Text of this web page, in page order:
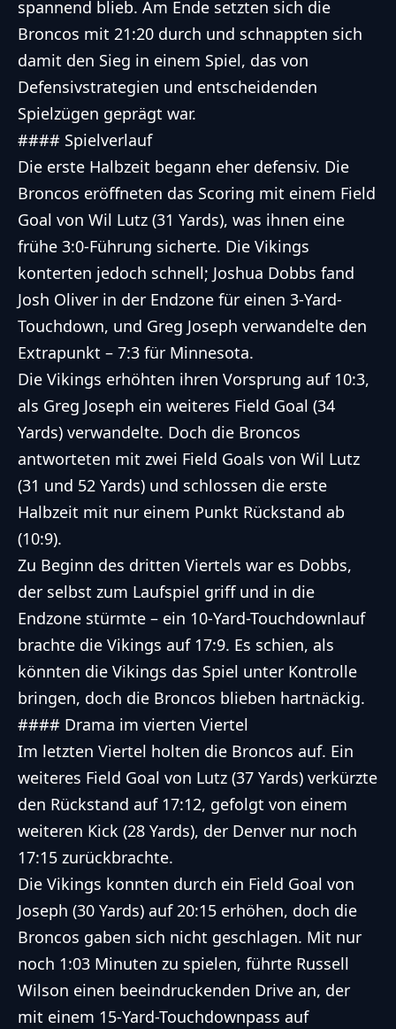
spannend blieb. Am Ende setzten sich die
Broncos mit 21:20 durch und schnappten sich
damit den Sieg in einem Spiel, das von
Defensivstrategien und entscheidenden
Spielzügen geprägt war.
#### Spielverlauf
Die erste Halbzeit begann eher defensiv. Die
Broncos eröffneten das Scoring mit einem Field
Goal von Wil Lutz (31 Yards), was ihnen eine
frühe 3:0-Führung sicherte. Die Vikings
konterten jedoch schnell; Joshua Dobbs fand
Josh Oliver in der Endzone für einen 3-Yard-
Touchdown, und Greg Joseph verwandelte den
Extrapunkt – 7:3 für Minnesota.
Die Vikings erhöhten ihren Vorsprung auf 10:3,
als Greg Joseph ein weiteres Field Goal (34
Yards) verwandelte. Doch die Broncos
antworteten mit zwei Field Goals von Wil Lutz
(31 und 52 Yards) und schlossen die erste
Halbzeit mit nur einem Punkt Rückstand ab
(10:9).
Zu Beginn des dritten Viertels war es Dobbs,
der selbst zum Laufspiel griff und in die
Endzone stürmte – ein 10-Yard-Touchdownlauf
brachte die Vikings auf 17:9. Es schien, als
könnten die Vikings das Spiel unter Kontrolle
bringen, doch die Broncos blieben hartnäckig.
#### Drama im vierten Viertel
Im letzten Viertel holten die Broncos auf. Ein
weiteres Field Goal von Lutz (37 Yards) verkürzte
den Rückstand auf 17:12, gefolgt von einem
weiteren Kick (28 Yards), der Denver nur noch
17:15 zurückbrachte.
Die Vikings konnten durch ein Field Goal von
Joseph (30 Yards) auf 20:15 erhöhen, doch die
Broncos gaben sich nicht geschlagen. Mit nur
noch 1:03 Minuten zu spielen, führte Russell
Wilson einen beeindruckenden Drive an, der
mit einem 15-Yard-Touchdownpass auf